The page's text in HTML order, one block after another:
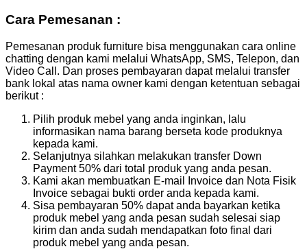
Cara Pemesanan :
Pemesanan produk furniture bisa menggunakan cara online
chatting dengan kami melalui WhatsApp, SMS, Telepon, dan
Video Call. Dan proses pembayaran dapat melalui transfer
bank lokal atas nama owner kami dengan ketentuan sebagai
berikut :
Pilih produk mebel yang anda inginkan, lalu
informasikan nama barang berseta kode produknya
kepada kami.
Selanjutnya silahkan melakukan transfer Down
Payment 50% dari total produk yang anda pesan.
Kami akan membuatkan E-mail Invoice dan Nota Fisik
Invoice sebagai bukti order anda kepada kami.
Sisa pembayaran 50% dapat anda bayarkan ketika
produk mebel yang anda pesan sudah selesai siap
kirim dan anda sudah mendapatkan foto final dari
produk mebel yang anda pesan.